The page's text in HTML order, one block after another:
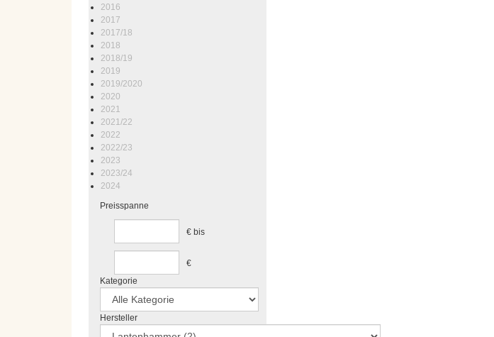
2016
2017
2017/18
2018
2018/19
2019
2019/2020
2020
2021
2021/22
2022
2022/23
2023
2023/24
2024
Preisspanne
€ bis
€
Kategorie
Hersteller